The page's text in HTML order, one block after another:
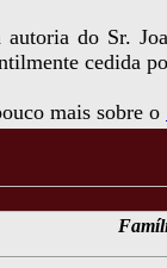
do Sr.
cedida
mais sobre o